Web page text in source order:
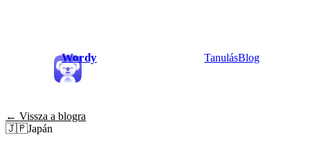
Wordy TanulásBlog
← Vissza a blogra
🇯🇵Japán